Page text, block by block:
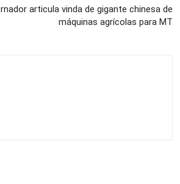
articula vinda de gigante chinesa de
máquinas agrícolas para MT